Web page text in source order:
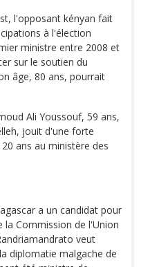
l'opposant kényan fait
à l'élection
ministre entre 2008 et
sur le soutien du
âge, 80 ans, pourrait
Ali Youssouf, 59 ans,
jouit d'une forte
ans au ministère des
a un candidat pour
la Commission de l'Union
veut
diplomatie malgache de